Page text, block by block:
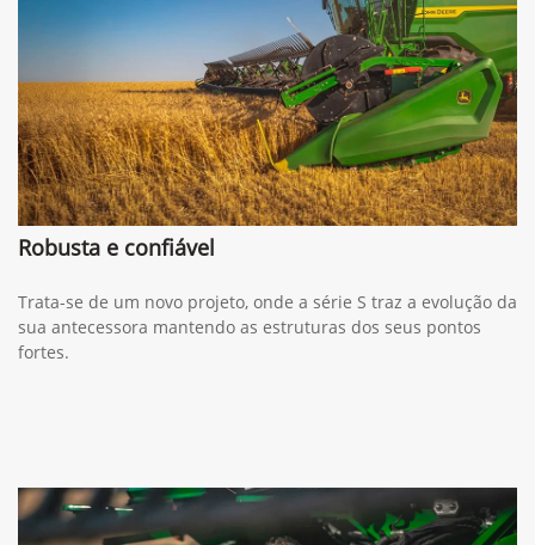
Robusta e confiável
Trata-se de um novo projeto, onde a série S traz a evolução da
sua antecessora mantendo as estruturas dos seus pontos
fortes.